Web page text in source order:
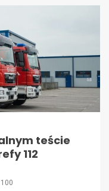
teście
112
100